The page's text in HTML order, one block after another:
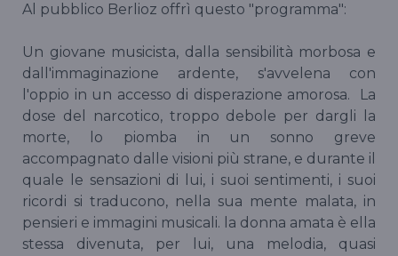
Al pubblico Berlioz offrì questo "programma":
Un giovane musicista, dalla sensibilità morbosa e
dall'immaginazione ardente, s'avvelena con
l'oppio in un accesso di disperazione amorosa. La
dose del narcotico, troppo debole per dargli la
morte, lo piomba in un sonno greve
accompagnato dalle visioni più strane, e durante il
quale le sensazioni di lui, i suoi sentimenti, i suoi
ricordi si traducono, nella sua mente malata, in
pensieri e immagini musicali. la donna amata è ella
stessa divenuta, per lui, una melodia, quasi